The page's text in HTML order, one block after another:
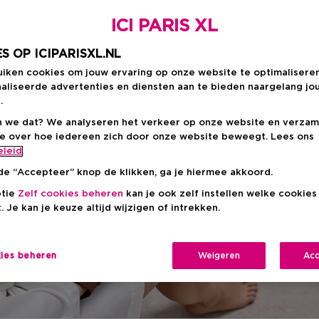
te maken
zonder strepen? Een zelfbruiner is dé ideale
zon. Geniet van die zongebruinde “net terug van
eenvoudige tips voor een vlotte applicatie en een
ICI PARIS XL
OP ICIPARISXL.NL
cookies om jouw ervaring op onze website te
advertenties en diensten aan te bieden naargelang
we dat? We analyseren het verkeer op onze website en
over hoe iedereen zich door onze website beweegt. Lees ons
“Accepteer” knop de klikken, ga je hiermee akkoord.
Zelf cookies beheren kan je ook zelf instellen welke cookies
Je kan je keuze altijd wijzigen of intrekken.
beheren Weigeren